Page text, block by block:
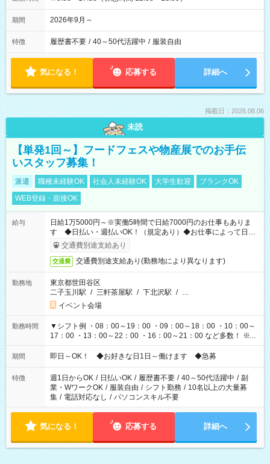
期間 2026年9月～
特徴 履歴書不要 / 40～50代活躍中 / 服装自由
気になる！ 応募する 詳細へ
掲載日：2026.08.06
未読
【単発1回～】フードフェスや物産展でのお手伝
いスタッフ募集！
派遣 職種未経験OK 社会人未経験OK 大学生歓迎
ブランクOK
WEB登録・面接OK
給与
日給1万5000円～※実働5時間で日給7000円のお仕事もありま
す ◆日払い・週払いOK！（規定あり）◆お仕事によって日給
も異なります
交通費別途支給あり
交通費 交通費別途支給あり(勤務地により異なります)
勤務地
東京都世田谷区
二子玉川駅 / 三軒茶屋駅 / 下北沢駅 / …
イベント会場
勤務時間
▼シフト例 ・08：00～19：00 ・09：00～18：00 ・10：00～
17：00 ・13：00～22：00 ・16：00～21：00 など多数！ ※お
仕事により勤務時間が異なります
期間 即日～OK！ ◆お好きな日1日～働けます ◆急募
特徴 週1日からOK / 日払いOK / 履歴書不要 / 40～50代活躍中 / 副
業・WワークOK / 服装自由 / シフト勤務 / 10名以上の大量募
集 / 電話対応なし / パソコンスキル不要
気になる！ 応募する 詳細へ